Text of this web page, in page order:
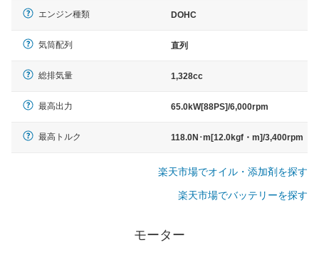
エンジン種類 DOHC
気筒配列 直列
総排気量 1,328cc
最高出力 65.0kW[88PS]/6,000rpm
最高トルク 118.0N･m[12.0kgf・m]/3,400rpm
楽天市場でオイル・添加剤を探す
楽天市場でバッテリーを探す
モーター